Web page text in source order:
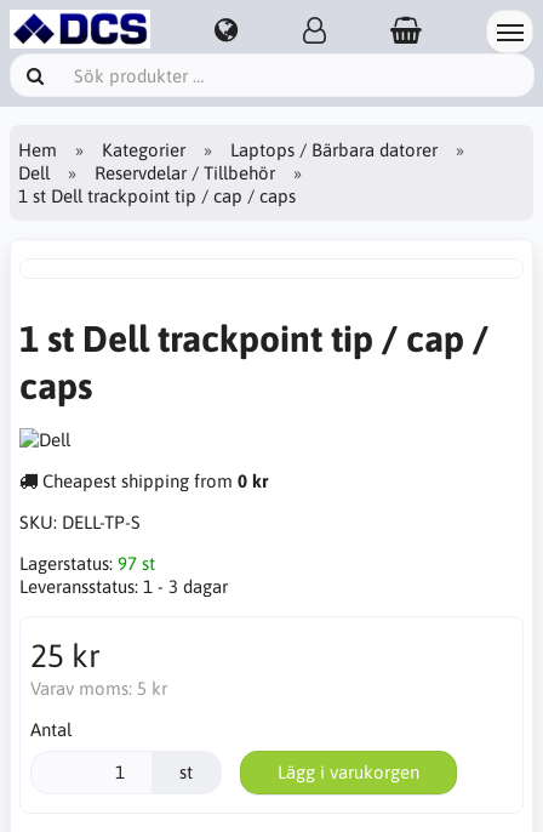
Hem Kategorier
Laptops / Bärbara datorer
Dell
Reservdelar / Tillbehör
1 st Dell trackpoint tip / cap / caps
1 st Dell trackpoint tip / cap /
caps
Cheapest shipping from 0 kr
SKU: DELL-TP-S
Lagerstatus: 97 st
Leveransstatus: 1 - 3 dagar
25 kr
Varav moms: 5 kr
Antal
st Lägg i varukorgen